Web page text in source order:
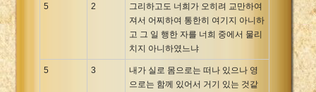
5 2
그리하고도 너희가 오히려 교만하여
져서 어찌하여 통한히 여기지 아니하
고 그 일 행한 자를 너희 중에서 물리
치지 아니하였느냐
5 3
내가 실로 몸으로는 떠나 있으나 영
으로는 함께 있어서 거기 있는 것같